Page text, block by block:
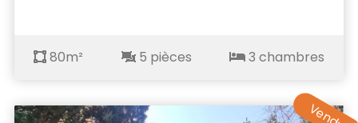
80m² 5 pièces 3 chambres